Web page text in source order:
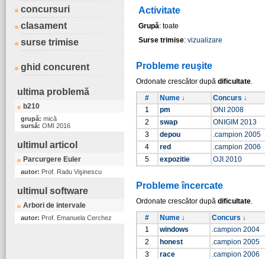
concursuri
clasament
surse trimise
ghid concurent
ultima problemă
b210
grupă: mică
sursă: OMI 2016
ultimul articol
Parcurgere Euler
autor: Prof. Radu Vişinescu
ultimul software
Arbori de intervale
autor: Prof. Emanuela Cerchez
Activitate
Grupă: toate
Surse trimise: vizualizare
Probleme reuşite
Ordonate crescător după dificultate.
#
Nume ↓
Concurs ↓
1
pm
ONI 2008
2
swap
ONIGIM 2013
3
depou
.campion 2005
4
red
.campion 2006
5
expozitie OJI 2010
Probleme încercate
Ordonate crescător după dificultate.
#
Nume ↓
Concurs ↓
1
windows
.campion 2004
2
honest
.campion 2005
3
race
.campion 2006